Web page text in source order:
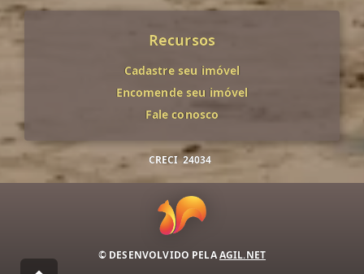
Recursos
Cadastre seu imóvel
Encomende seu imóvel
Fale conosco
CRECI 24034
© DESENVOLVIDO PELAAGIL.NET